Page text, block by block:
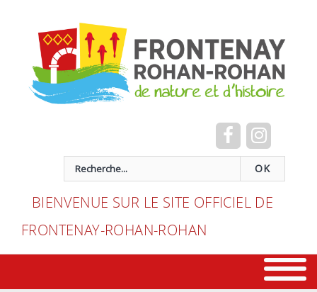
OK
BIENVENUE SUR LE SITE OFFICIEL DE
FRONTENAY-ROHAN-ROHAN